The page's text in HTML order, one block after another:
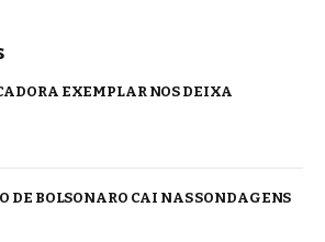
EXEMPLAR NOS DEIXA
DE BOLSONARO CAI NAS SONDAGENS